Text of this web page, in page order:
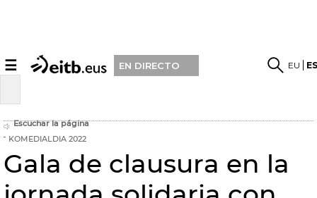
☰ EN DIRECTO EU
Escuchar la página
KOMEDIALDIA 2022
Gala de clausura en la